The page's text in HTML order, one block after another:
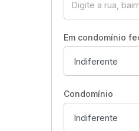
Em condomínio
Condomínio